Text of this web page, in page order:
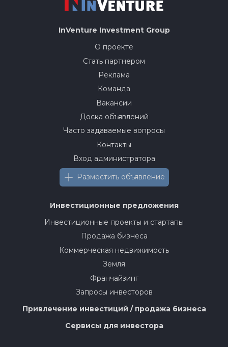
InVenture Investment Group
О проекте
Стать партнером
Реклама
Команда
Вакансии
Доска объявлений
Часто задаваемые вопросы
Контакты
Вход администратора
Разместить объявление
Инвестиционные предложения
Инвестиционные проекты и стартапы
Продажа бизнеса
Коммерческая недвижимость
Земля
Франчайзинг
Запросы инвесторов
Привлечение инвестиций / продажа бизнеса
Сервисы для инвестора